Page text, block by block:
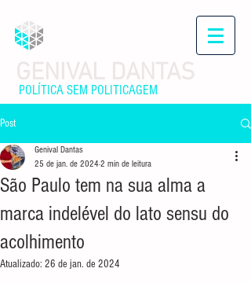
POLÍTICA SEM POLITICAGEM
Post
São Paulo tem na sua alma a
marca indelével do lato sensu do
acolhimento
Genival Dantas
25 de jan. de 2024 2 min de leitura
Atualizado: 26 de jan. de 2024